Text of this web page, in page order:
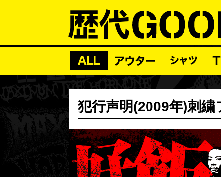
犯行声明(2009年)刺